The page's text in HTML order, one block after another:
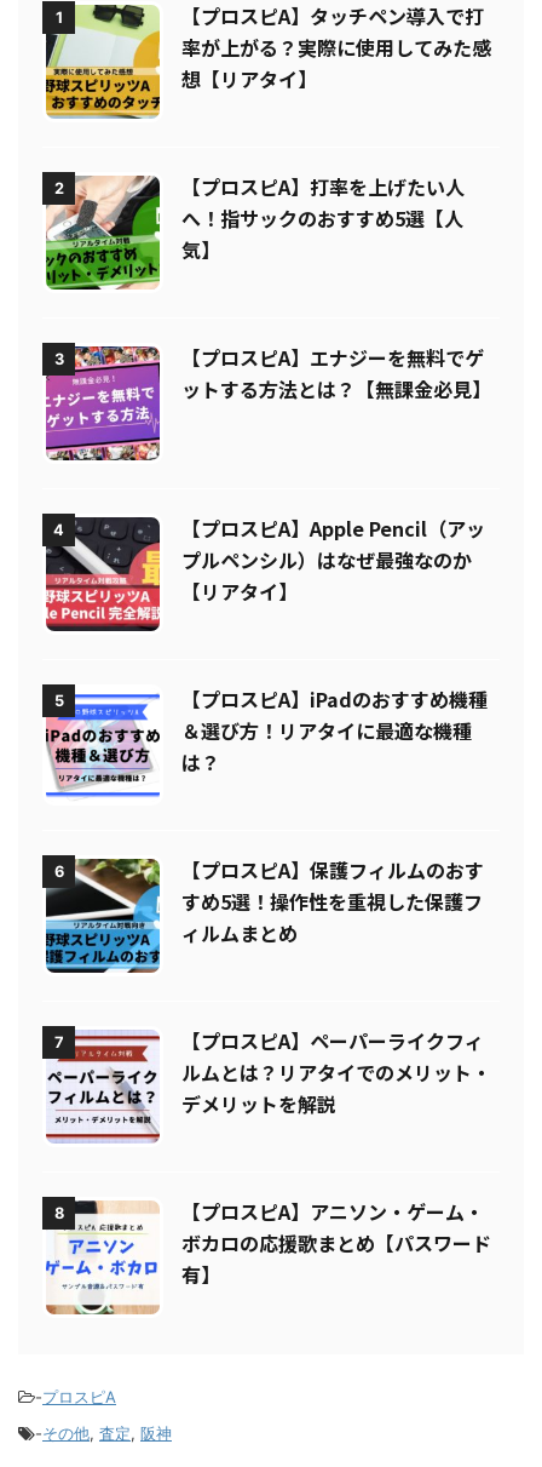
1
【プロスピA】タッチペン導入で打
率が上がる？実際に使用してみた感
想【リアタイ】
2
【プロスピA】打率を上げたい人
へ！指サックのおすすめ5選【人
気】
3
【プロスピA】エナジーを無料でゲ
ットする方法とは？【無課金必見】
4
【プロスピA】Apple Pencil（アッ
プルペンシル）はなぜ最強なのか
【リアタイ】
5
【プロスピA】iPadのおすすめ機種
＆選び方！リアタイに最適な機種
は？
6
【プロスピA】保護フィルムのおす
すめ5選！操作性を重視した保護フ
ィルムまとめ
7
【プロスピA】ペーパーライクフィ
ルムとは？リアタイでのメリット・
デメリットを解説
8
【プロスピA】アニソン・ゲーム・
ボカロの応援歌まとめ【パスワード
有】
-プロスピA
-その他, 査定, 阪神